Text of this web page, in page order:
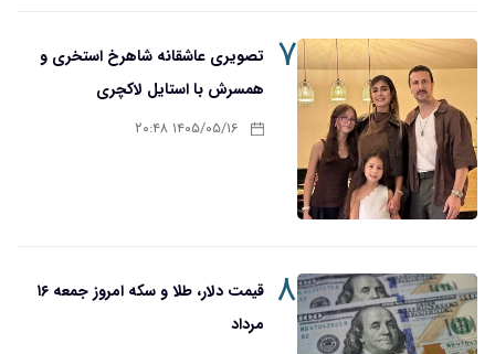
۷
تصویری عاشقانه شاهرخ استخری و
همسرش با استایل لاکچری
۱۴۰۵/۰۵/۱۶ ۲۰:۴۸
۸
قیمت دلار، طلا و سکه امروز جمعه ۱۶
مرداد